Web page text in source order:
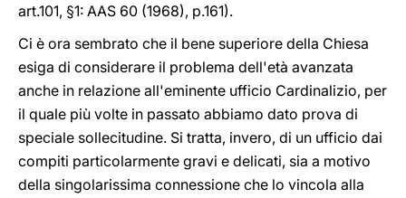
art.101, §1: AAS 60 (1968), p.161).
Ci è ora sembrato che il bene superiore della Chiesa
esiga di considerare il problema dell'età avanzata
anche in relazione all'eminente ufficio Cardinalizio, per
il quale più volte in passato abbiamo dato prova di
speciale sollecitudine. Si tratta, invero, di un ufficio dai
compiti particolarmente gravi e delicati, sia a motivo
della singolarissima connessione che lo vincola alla